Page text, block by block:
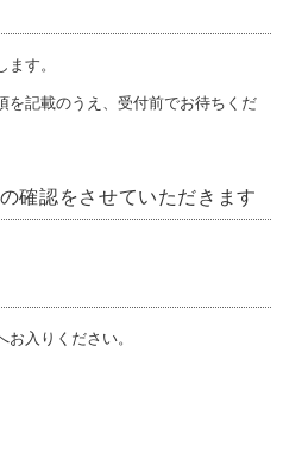
す。
を記載のうえ、受付前でお待ちくだ
確認をさせていただきます
入りください。